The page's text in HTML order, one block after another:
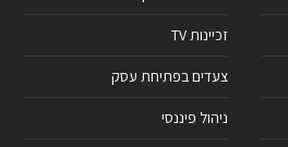
זכיינות TV
צעדים בפתיחת עסק
ניהול פיננסי